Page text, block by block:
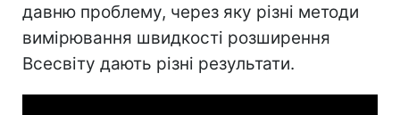
давню проблему, через яку різні методи
вимірювання швидкості розширення
Всесвіту дають різні результати.